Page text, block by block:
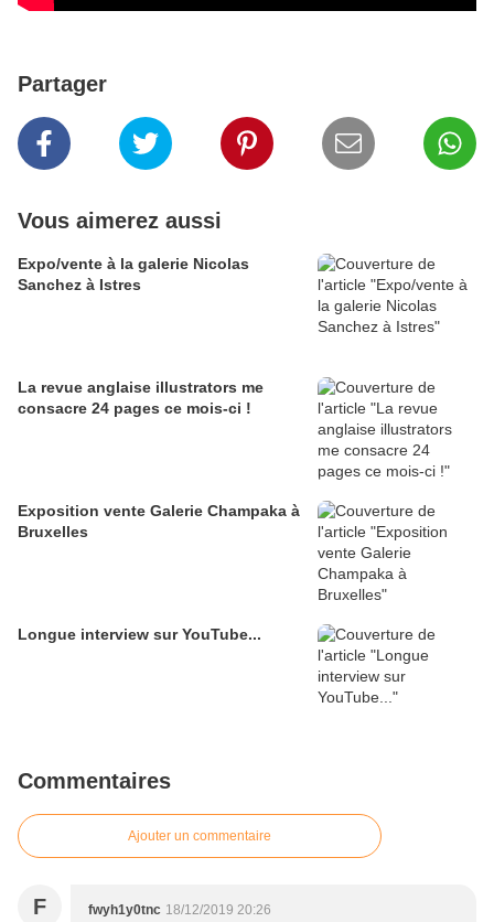
Partager
Vous aimerez aussi
Expo/vente à la galerie Nicolas
Sanchez à Istres
La revue anglaise illustrators me
consacre 24 pages ce mois-ci !
Exposition vente Galerie Champaka à
Bruxelles
Longue interview sur YouTube...
Commentaires
Ajouter un commentaire
F fwyh1y0tnc 18/12/2019 20:26